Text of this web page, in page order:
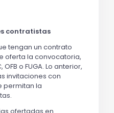
contratistas
tengan un contrato
oferta la convocatoria,
OFB o FUGA. Lo anterior,
invitaciones con
permitan la